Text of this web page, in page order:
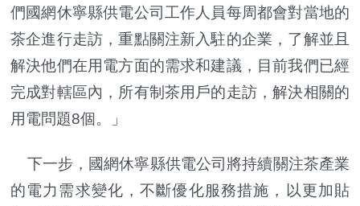
們國網休寧縣供電公司工作人員每周都會對當地的
茶企進行走訪，重點關注新入駐的企業，了解並且
解決他們在用電方面的需求和建議，目前我們已經
完成對轄區內，所有制茶用戶的走訪，解決相關的
用電問題8個。」
下一步，國網休寧縣供電公司將持續關注茶產業
的電力需求變化，不斷優化服務措施，以更加貼